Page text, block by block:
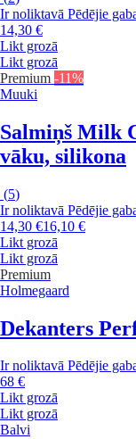
Ir noliktavā Pēdējie
14,30 €
Likt grozā
Likt grozā
Premium -11%
Muuki
Salmiņš Milk
vāku, silikona
(5)
Ir noliktavā Pēdējie
14,30 €16,10 €
Likt grozā
Likt grozā
Premium
Holmegaard
Dekanters
Ir noliktavā Pēdējie
68 €
Likt grozā
Likt grozā
Balvi